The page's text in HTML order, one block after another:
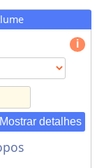
390cch, 195
1950cc, 1950
bbl,
Mostrar detalhes